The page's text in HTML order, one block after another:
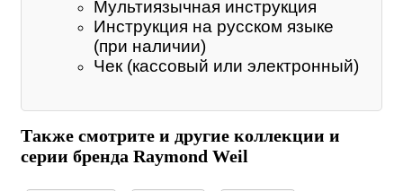
Мультиязычная инструкция
Инструкция на русском языке
(при наличии)
Чек (кассовый или электронный)
Также смотрите и другие коллекции и
серии бренда Raymond Weil